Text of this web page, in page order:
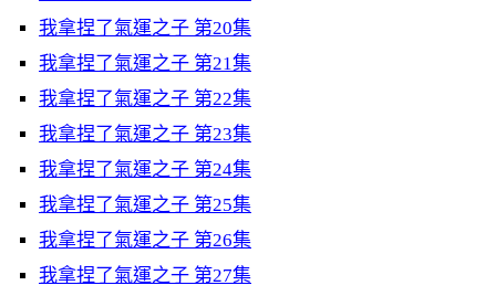
我拿捏了氣運之子 第20集
我拿捏了氣運之子 第21集
我拿捏了氣運之子 第22集
我拿捏了氣運之子 第23集
我拿捏了氣運之子 第24集
我拿捏了氣運之子 第25集
我拿捏了氣運之子 第26集
我拿捏了氣運之子 第27集